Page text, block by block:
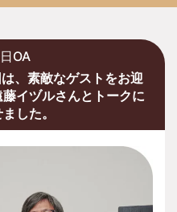
OA
、素敵なゲストをお迎
イヅルさんとトークに
した。